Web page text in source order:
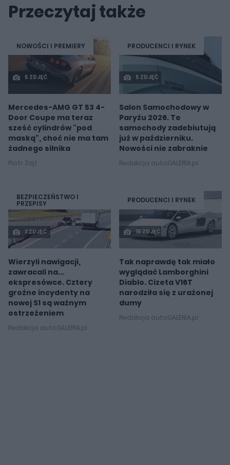
Przeczytaj także
NOWOŚCI I PREMIERY
5 ZDJĘĆ
Mercedes-AMG GT 53 4-
Door Coupe ma teraz
sześć cylindrów "pod
maską", choć nie ma tam
żadnego silnika
Piotr Zajt
PRODUCENCI I RYNEK
5 ZDJĘĆ
Salon Samochodowy w
Paryżu 2026. Te
samochody zadebiutują
już w październiku.
Nowości nie zabraknie
Redakcja autoGALERIA.pl
BEZPIECZEŃSTWO I
PRZEPISY
3 ZDJĘĆ
Wierzyli nawigacji,
zawracali na...
ekspresówce. Cztery
groźne incydenty na
nowej S1 są ważnym
ostrzeżeniem
Redakcja autoGALERIA.pl
PRODUCENCI I RYNEK
15 ZDJĘĆ
Tak naprawdę tak miało
wyglądać Lamborghini
Diablo. Cizeta V16T
narodziła się z urażonej
dumy
Redakcja autoGALERIA.pl